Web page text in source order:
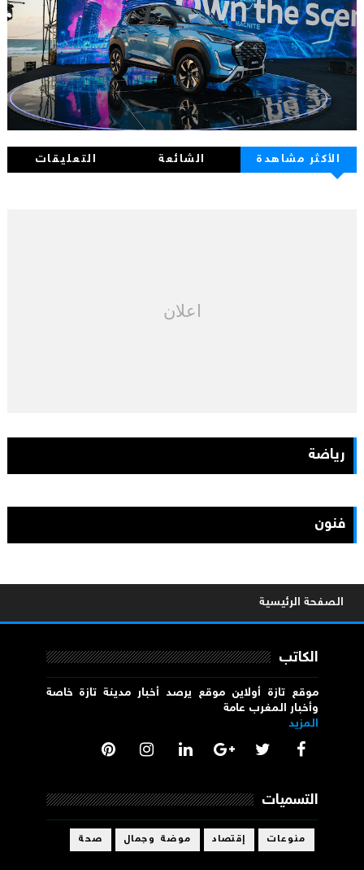
الأكثر مشاهدة الشائعة التعليقات
اعلان
رياضة
فنون
الصفحة الرئيسية
الكاتب
موقع تازة أولاين موقع يرصد أخبار مدينة تازة خاصة
وأخبار المغرب عامة
المزيد
التسميات
منوعات إقتصاد موضة وجمال صحة